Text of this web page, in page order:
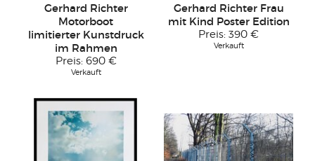
Gerhard Richter
Motorboot
limitierter Kunstdruck
im Rahmen
Preis: 690 €
Verkauft
Gerhard Richter Frau
mit Kind Poster Edition
Preis: 390 €
Verkauft